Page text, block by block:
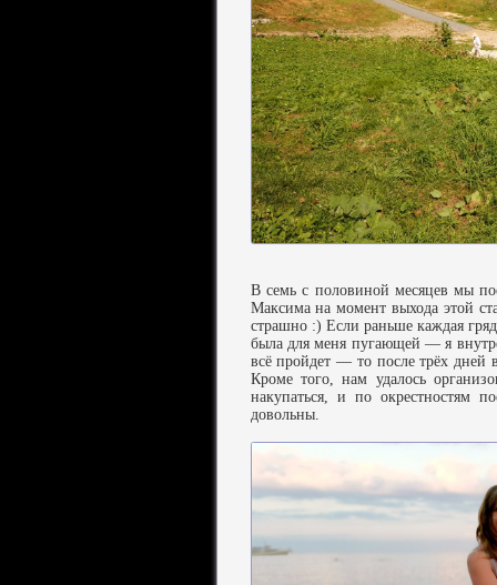
В семь с половиной месяцев мы
Максима на момент выхода этой
страшно :) Если раньше каждая
была для меня пугающей — я
всё пройдет — то после трёх дней
Кроме того, нам удалось
накупаться, и по окрестностям
довольны.